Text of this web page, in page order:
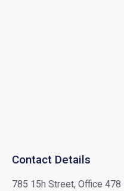
Contact Details
785 15h Street, Office 478